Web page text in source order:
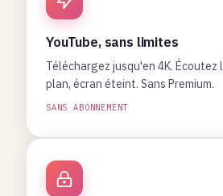
YouTube, sans limites
Téléchargez jusqu'en 4K. Écoutez
plan, écran éteint. Sans Premium.
SANS ABONNEMENT